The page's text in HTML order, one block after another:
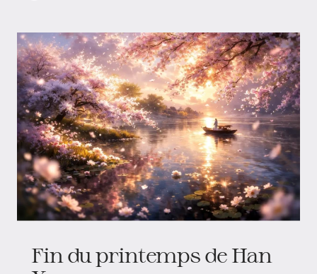
Fin du printemps de Han